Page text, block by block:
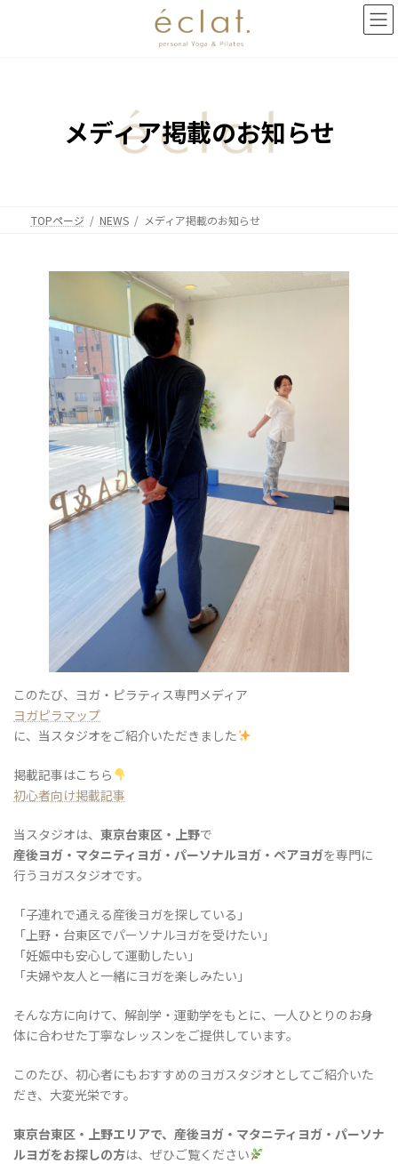
メディア掲載のお知らせ
TOPページ NEWS メディア掲載のお知らせ
このたび、ヨガ・ピラティス専門メディア
ヨガピラマップ
に、当スタジオをご紹介いただきました
掲載記事はこちら
初心者向け掲載記事
当スタジオは、 東京台東区・上野で
産後ヨガ・マタニティヨガ・パーソナルヨガ・ペアヨガを専門に
行うヨガスタジオです。
「子連れで通える産後ヨガを探している」
「上野・台東区でパーソナルヨガを受けたい」
「妊娠中も安心して運動したい」
「夫婦や友人と一緒にヨガを楽しみたい」
そんな方に向けて、解剖学・運動学をもとに、一人ひとりのお身
体に合わせた丁寧なレッスンをご提供しています。
このたび、初心者にもおすすめのヨガスタジオとしてご紹介いた
だき、大変光栄です。
東京台東区・上野エリアで、産後ヨガ・マタニティヨガ・パーソナ
ルヨガをお探しの方は、ぜひご覧ください